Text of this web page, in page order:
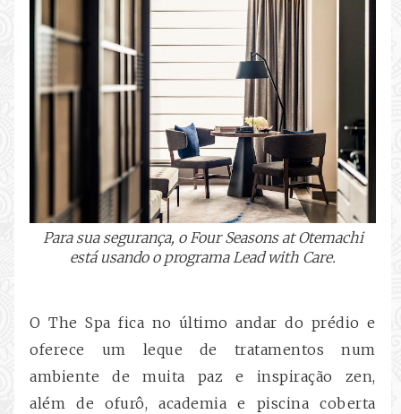
Para sua segurança, o Four Seasons at Otemachi
está usando o programa Lead with Care.
O The Spa fica no último andar do prédio e
oferece um leque de tratamentos num
ambiente de muita paz e inspiração zen,
além de ofurô, academia e piscina coberta